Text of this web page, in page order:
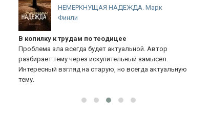
НЕМЕРКНУЩАЯ НАДЕЖДА. Марк
Финли
В копилку к трудам по теодицее
Проблема зла всегда будет актуальной. Автор
разбирает тему через искупительный замысел.
Интересный взгляд на старую, но всегда актуальную
тему.